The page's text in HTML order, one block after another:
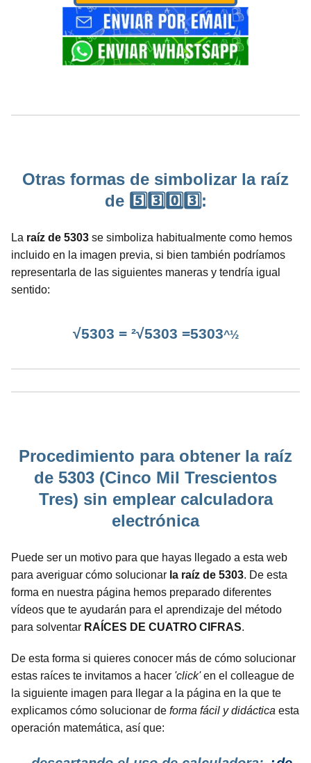
Otras formas de simbolizar la raíz
de 5️⃣3️⃣0️⃣3️⃣:
La raíz de 5303 se simboliza habitualmente como hemos
incluido en la imagen previa, si bien también podríamos
representarla de las siguientes maneras y tendría igual
sentido:
√5303 = ²√5303 =5303^½
Procedimiento para obtener la raíz
de 5303 (Cinco Mil Trescientos
Tres) sin emplear calculadora
electrónica
Puede ser un motivo para que hayas llegado a esta web
para averiguar cómo solucionar la raíz de 5303. De esta
forma en nuestra página hemos preparado diferentes
vídeos que te ayudarán para el aprendizaje del método
para solventar RAÍCES DE CUATRO CIFRAS.
De esta forma si quieres conocer más de cómo solucionar
estas raíces te invitamos a hacer 'click'en el colleague de
la siguiente imagen para llegar a la página en la que te
explicamos cómo solucionar de forma fácil y didáctica esta
operación matemática, así que: